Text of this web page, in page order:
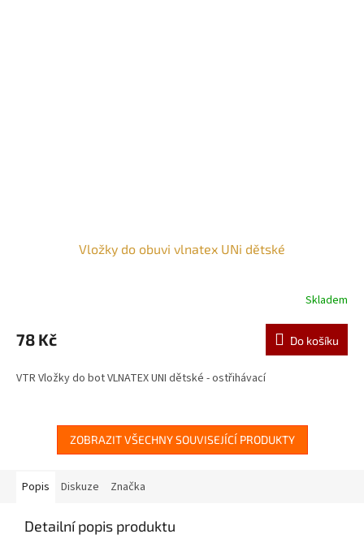
Vložky do obuvi vlnatex UNi dětské
Skladem
78 Kč Do košíku
VTR Vložky do bot VLNATEX UNI dětské - ostřihávací
ZOBRAZIT VŠECHNY SOUVISEJÍCÍ PRODUKTY
Popis Diskuze Značka
Detailní popis produktu